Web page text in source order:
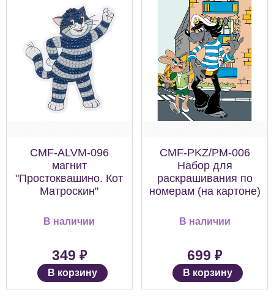
CMF-ALVM-096
магнит
"Простоквашино. Кот
Матроскин"
В наличии
349 ₽
В корзину
CMF-PKZ/PM-006
Набор для
раскрашивания по
номерам (на картоне)
В наличии
699 ₽
В корзину